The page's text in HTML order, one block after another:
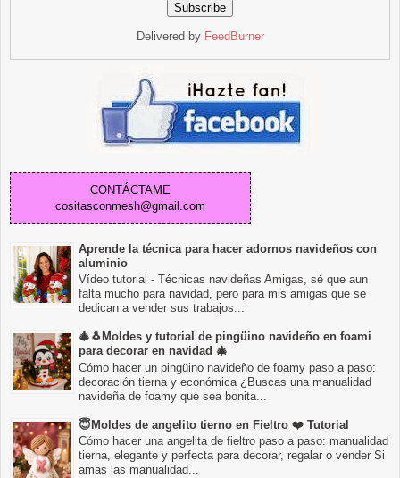
Delivered by FeedBurner
CONTÁCTAME
cositasconmesh@gmail.com
Aprende la técnica para hacer adornos navideños con
aluminio
Vídeo tutorial - Técnicas navideñas Amigas, sé que aun
falta mucho para navidad, pero para mis amigas que se
dedican a vender sus trabajos...
🎄🐧Moldes y tutorial de pingüino navideño en foami
para decorar en navidad 🎄
Cómo hacer un pingüino navideño de foamy paso a paso:
decoración tierna y económica ¿Buscas una manualidad
navideña de foamy que sea bonita...
😇Moldes de angelito tierno en Fieltro ❤️ Tutorial
Cómo hacer una angelita de fieltro paso a paso: manualidad
tierna, elegante y perfecta para decorar, regalar o vender Si
amas las manualidad...